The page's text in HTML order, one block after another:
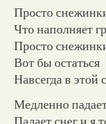
Просто
Что наполняет
Просто
Вот бы остаться
Навсегда в этой
Медленно
Падает снег и я